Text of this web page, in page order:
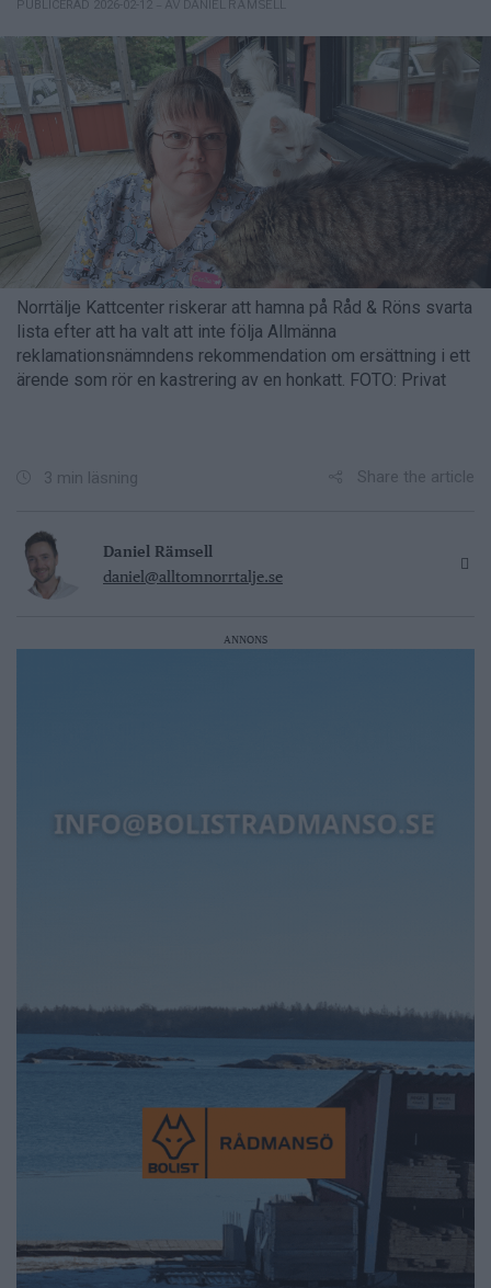
PUBLICERAD 2026-02-12 – AV DANIEL RÄMSELL
Norrtälje Kattcenter riskerar att hamna på Råd & Röns svarta
lista efter att ha valt att inte följa Allmänna
reklamationsnämndens rekommendation om ersättning i ett
ärende som rör en kastrering av en honkatt. FOTO: Privat
3 min läsning Share the article
Daniel Rämsell
daniel@alltomnorrtalje.se
ANNONS